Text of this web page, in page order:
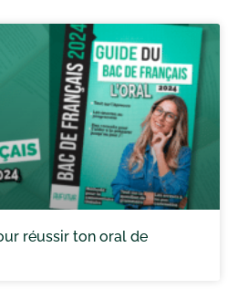
réussir ton oral de